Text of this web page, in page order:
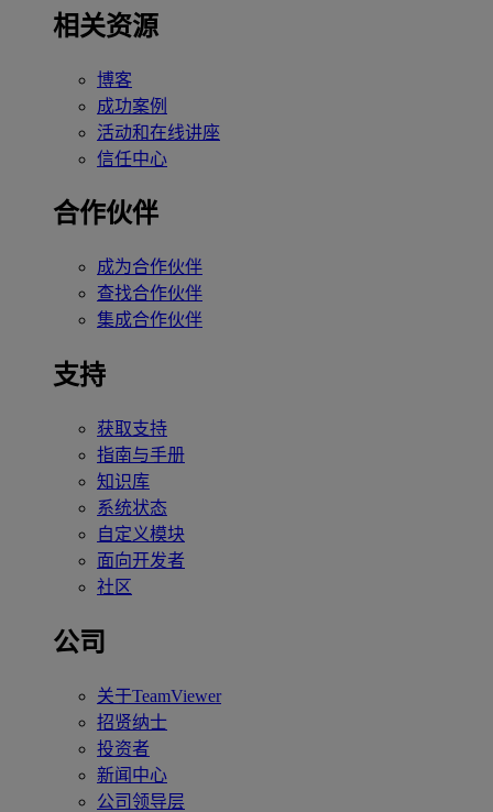
相关资源
博客
成功案例
活动和在线讲座
信任中心
合作伙伴
成为合作伙伴
查找合作伙伴
集成合作伙伴
支持
获取支持
指南与手册
知识库
系统状态
自定义模块
面向开发者
社区
公司
关于TeamViewer
招贤纳士
投资者
新闻中心
公司领导层